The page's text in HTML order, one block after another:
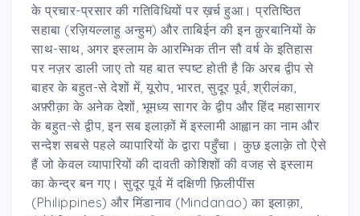
के प्रचार-प्रसार की गतिविधियों पर ख़र्च हुआ। प्रतिष्ठित
सहाबा (रज़ियल्लाहु अन्हुम) और ताबिईन की इन क़ुरबानियों के
साथ-साथ, अगर इस्लाम के आरम्भिक तीन सौ वर्ष के इतिहास
पर नज़र डाली जाए तो यह बात स्पष्ट होती है कि अरब द्वीप से
बाहर के बहुत-से देशों में, यूरोप, भारत, सुदूर पूर्व, श्रीलंका,
अफ़्रीक़ा के अनेक देशों, भूमध्य सागर के द्वीप और हिंद महासागर
के बहुत-से द्वीप, इन सब इलाक़ों में इस्लामी आह्वान का नाम और
सन्देश सबसे पहले व्यापारियों के द्वारा पहुँचा। कुछ इलाक़े तो ऐसे
हैं जो केवल व्यापारियों की दावती कोशिशों की वजह से इस्लाम
का केन्द्र बन गए। सुदूर पूर्व में दक्षिणी फ़िलीपींस
(Philippines) और मिंडानाव (Mindanao) का इलाक़ा,